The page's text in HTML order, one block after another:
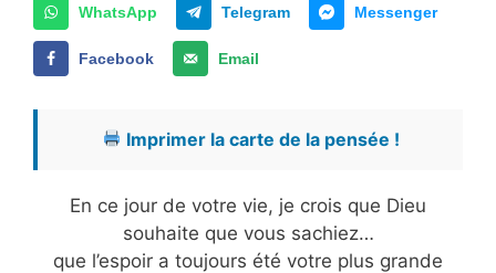
WhatsApp Telegram Messenger
Facebook Email
Imprimer la carte de la pensée !
En ce jour de votre vie, je crois que Dieu
souhaite que vous sachiez…
que l’espoir a toujours été votre plus grande